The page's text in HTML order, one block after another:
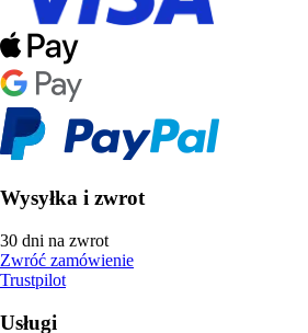
Wysyłka i zwrot
30 dni na zwrot
Zwróć zamówienie
Trustpilot
Usługi